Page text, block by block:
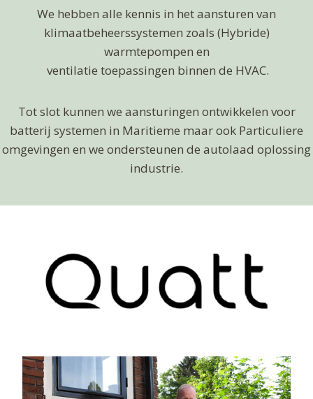
We hebben alle kennis in het aansturen van
klimaatbeheerssystemen zoals (Hybride)
warmtepompen en
ventilatie toepassingen binnen de HVAC.
Tot slot kunnen we aansturingen ontwikkelen voor
batterij systemen in Maritieme maar ook Particuliere
omgevingen en we ondersteunen de autolaad oplossing
industrie.